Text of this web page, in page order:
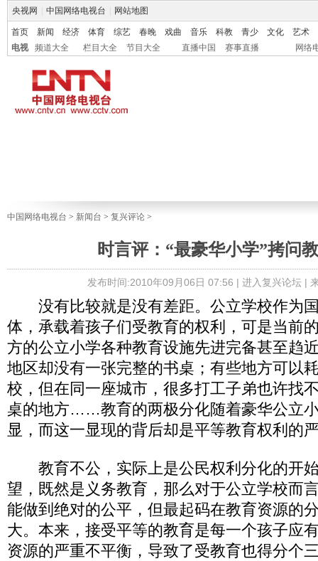
央视网 中国网络电视台 网站地图
首页 新闻 经济 体育 综艺 春晚 戏曲 音乐 科教 青少 文化
艺术
电视
频道大全 栏目大全 节目大全 直播中国 赛事直播 网络
中国网络电视台 > 新闻台 > 复兴评论 >
时言评：“最豪华小学”拷问
发布时间:2010年09月06日 07:56 | 进入复兴论坛|
没有比较就是没有差距。公立学校作为
体，承载着孩子们受教育的权利，可是当前
方的公立小学各种教育设施先进完备甚至趋
地区却没有一张完整的书桌；有些地方可以
校，但在同一座城市，很多打工子弟也许找
桌的地方……教育的两极分化随着豪华公立
显，而这一显现的背后却是平等教育权利的
教育不公，实际上是公民权利分化的开
望，既然是义务教育，那么对于公立学校而
能做到绝对的公平，但最起码在教育资源的
大。本来，接受平等的教育是每一个孩子应
资源的严重不平衡，导致了受教育也得分个